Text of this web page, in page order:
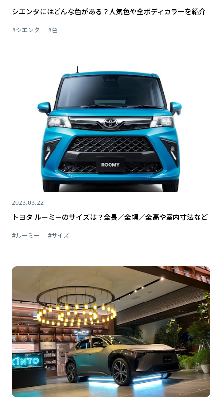
シエンタにはどんな色がある？人気色や全ボディカラーを紹介
#シエンタ #色
2023.03.22
トヨタ ルーミーのサイズは？全長／全幅／全高や室内寸法など
#ルーミー #サイズ